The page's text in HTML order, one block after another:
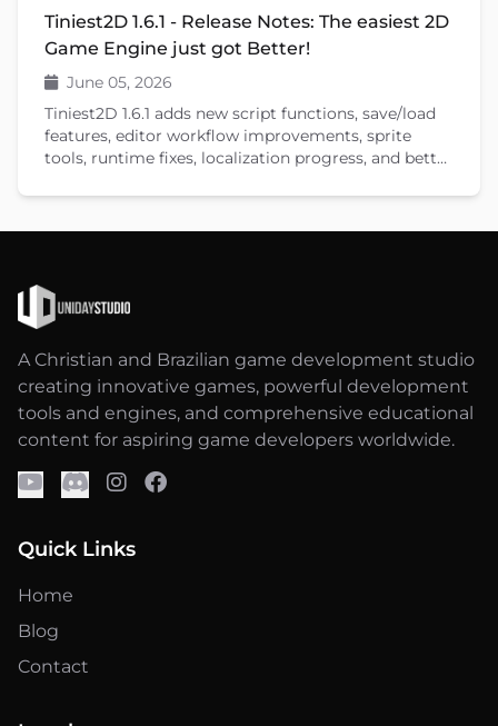
Tiniest2D 1.6.1 - Release Notes: The easiest 2D
Game Engine just got Better!
June 05, 2026
Tiniest2D 1.6.1 adds new script functions, save/load
features, editor workflow improvements, sprite
tools, runtime fixes, localization progress, and better
A Christian and Brazilian game development studio
creating innovative games, powerful development
tools and engines, and comprehensive educational
content for aspiring game developers worldwide.
Quick Links
Home
Blog
Contact